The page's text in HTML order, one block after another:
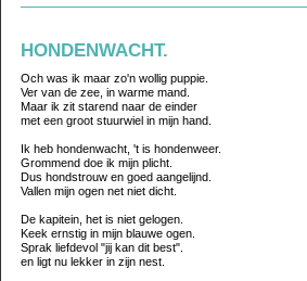
HONDENWACHT.
Och was ik maar zo'n wollig puppie.
Ver van de zee, in warme mand.
Maar ik zit starend naar de einder
met een groot stuurwiel in mijn hand.
Ik heb hondenwacht, 't is hondenweer.
Grommend doe ik mijn plicht.
Dus hondstrouw en goed aangelijnd.
Vallen mijn ogen net niet dicht.
De kapitein, het is niet gelogen.
Keek ernstig in mijn blauwe ogen.
Sprak liefdevol "jij kan dit best".
en ligt nu lekker in zijn nest.